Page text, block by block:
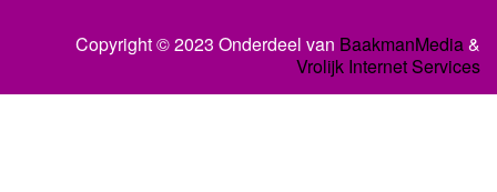
Copyright © 2023 Onderdeel van BaakmanMedia&
Vrolijk Internet Services